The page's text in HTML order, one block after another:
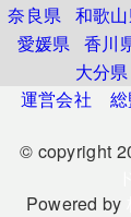
奈良県
和歌
愛媛県
香川
大分県
運営会社
© copyright
Powered by